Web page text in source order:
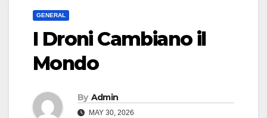
GENERAL
I Droni Cambiano il
Mondo
By Admin
MAY 30, 2026